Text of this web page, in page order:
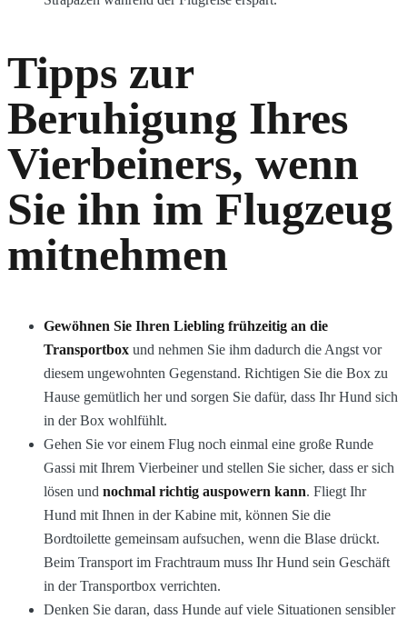
Tipps zur
Beruhigung Ihres
Vierbeiners, wenn
Sie ihn im Flugzeug
mitnehmen
Gewöhnen Sie Ihren Liebling frühzeitig an die
Transportbox und nehmen Sie ihm dadurch die Angst vor
diesem ungewohnten Gegenstand. Richtigen Sie die Box zu
Hause gemütlich her und sorgen Sie dafür, dass Ihr Hund sich
in der Box wohlfühlt.
Gehen Sie vor einem Flug noch einmal eine große Runde
Gassi mit Ihrem Vierbeiner und stellen Sie sicher, dass er sich
lösen und nochmal richtig auspowern kann. Fliegt Ihr
Hund mit Ihnen in der Kabine mit, können Sie die
Bordtoilette gemeinsam aufsuchen, wenn die Blase drückt.
Beim Transport im Frachtraum muss Ihr Hund sein Geschäft
in der Transportbox verrichten.
Denken Sie daran, dass Hunde auf viele Situationen sensibler